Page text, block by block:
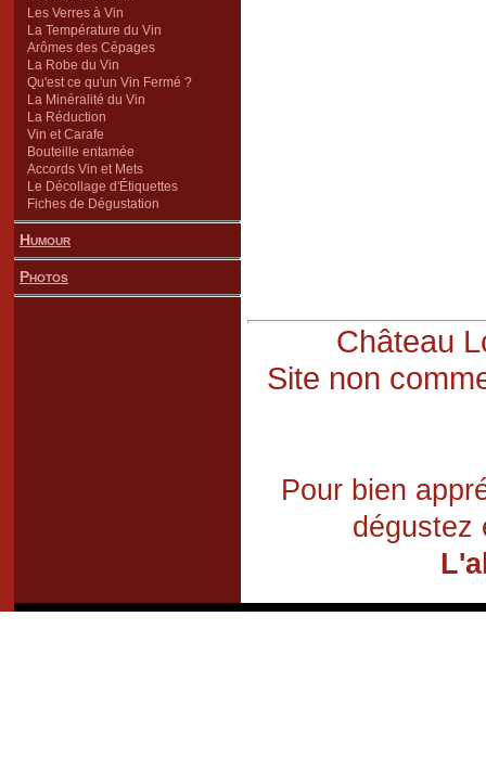
Les Verres à Vin
La Température du Vin
Arômes des Cépages
La Robe du Vin
Qu'est ce qu'un Vin Fermé ?
La Minéralité du Vin
La Réduction
Vin et Carafe
Bouteille entamée
Accords Vin et Mets
Le Décollage d'Étiquettes
Fiches de Dégustation
Humour
Photos
Château
Site non
Pour bien
dégustez